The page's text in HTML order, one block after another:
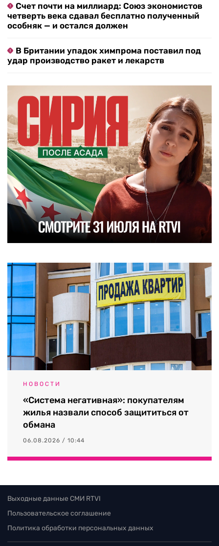
Счет почти на миллиард: Союз экономистов
четверть века сдавал бесплатно полученный
особняк — и остался должен
В Британии упадок химпрома поставил под
удар производство ракет и лекарств
НОВОСТИ
«Система негативная»: покупателям
жилья назвали способ защититься от
обмана
06.08.2026 / 10:44
Выходные данные СМИ RTVI
Пользовательское соглашение
Политика обработки персональных данных